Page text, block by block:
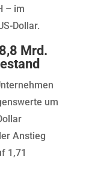
– im
Dollar.
Mrd.
um
Anstieg
1,71